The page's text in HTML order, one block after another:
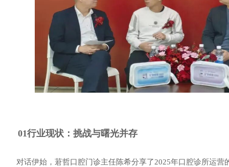
01行业现状：挑战与曙光并存
对话伊始，莙哲口腔门诊主任陈希分享了2025年口腔诊所运营